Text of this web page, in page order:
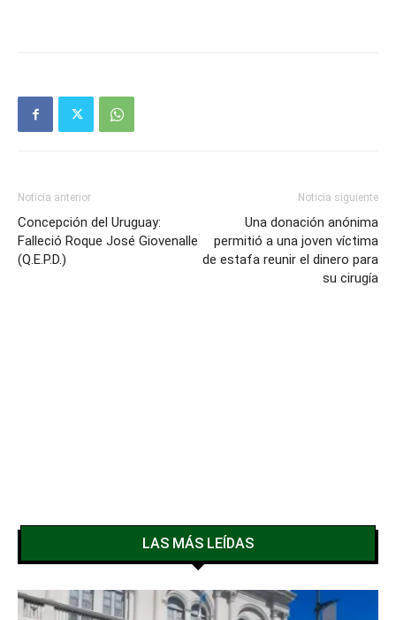
Noticia anterior
Concepción del Uruguay:
Falleció Roque José Giovenalle
(Q.E.P.D.)
Noticia siguiente
Una donación anónima
permitió a una joven víctima
de estafa reunir el dinero para
su cirugía
LAS MÁS LEÍDAS